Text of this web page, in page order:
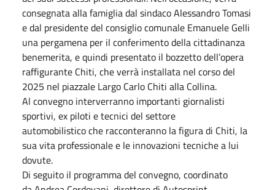
consegnata alla famiglia dal sindaco Alessandro Tomasi
e dal presidente del consiglio comunale Emanuele Gelli
una pergamena per il conferimento della cittadinanza
benemerita, e quindi presentato il bozzetto dell’opera
raffigurante Chiti, che verrà installata nel corso del
2025 nel piazzale Largo Carlo Chiti alla Collina.
Al convegno interverranno importanti giornalisti
sportivi, ex piloti e tecnici del settore
automobilistico che racconteranno la figura di Chiti, la
sua vita professionale e le innovazioni tecniche a lui
dovute.
Di seguito il programma del convegno, coordinato